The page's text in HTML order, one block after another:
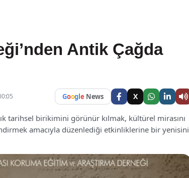
Antik Çağda
Google News X
tarihsel birikimini görünür kılmak, kültürel mirasını
amacıyla düzenlediği etkinliklerine bir yenisini